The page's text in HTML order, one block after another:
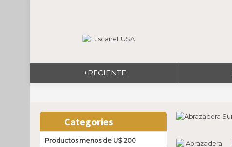
+RECIENTE
Categories
Productos menos de U$ 200